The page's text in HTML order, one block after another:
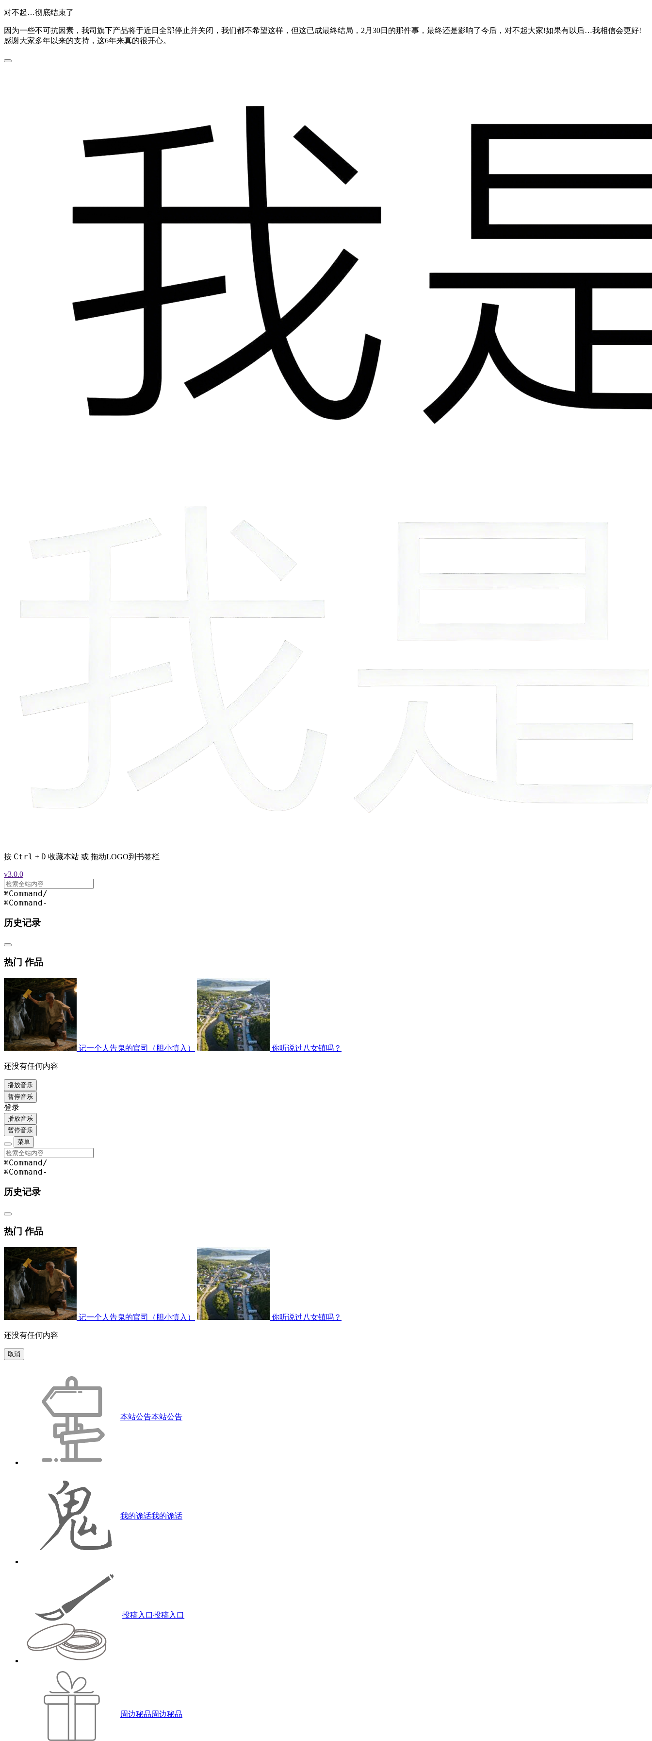
对不起…彻底结束了
因为一些不可抗因素，我司旗下产品将于近日全部停止并关闭，我们都不希望这样，但这已成最终结局，2月30日的那件事，最终还是影响了今后，对不起大家!如果有以后…我相信会更好!
感谢大家多年以来的支持，这6年来真的很开心。
按 Ctrl + D 收藏本站 或 拖动LOGO到书签栏
v3.0.0
⌘Command/
⌘Command-
历史记录
热门 作品
记一个人告鬼的官司（胆小慎入） 你听说过八女镇吗？
还没有任何内容
播放音乐
暂停音乐
登录
播放音乐
暂停音乐
菜单
⌘Command/
⌘Command-
历史记录
热门 作品
记一个人告鬼的官司（胆小慎入） 你听说过八女镇吗？
还没有任何内容
取消
本站公告本站公告
我的诡话我的诡话
投稿入口投稿入口
周边秘品周边秘品